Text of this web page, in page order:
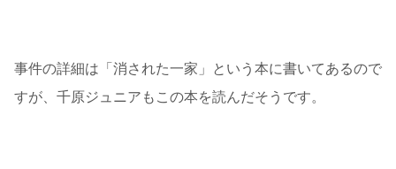
事件の詳細は「消された一家」という本に書いてあるので
すが、千原ジュニアもこの本を読んだそうです。